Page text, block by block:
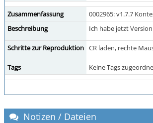
Zusammenfassung
0002965: v1.7.7
Beschreibung
Ich habe jetzt
Schritte zur Reproduktion CR laden, rechte
Tags Keine Tags
Notizen / Dateien